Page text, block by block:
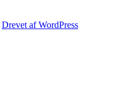
Drevet af WordPress